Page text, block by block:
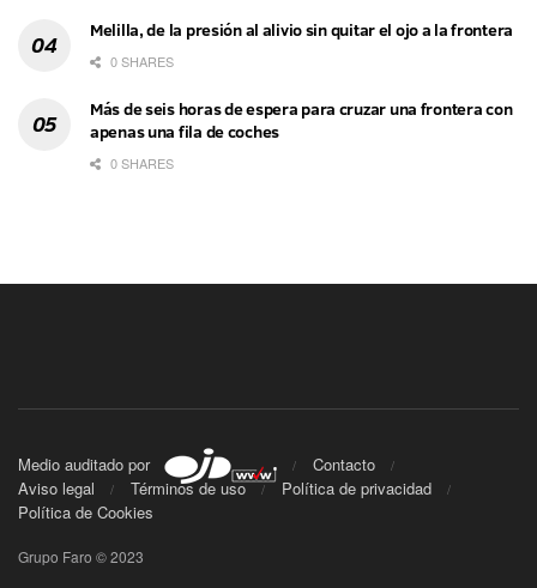
Melilla, de la presión al alivio sin quitar el ojo a la frontera
0 SHARES
Más de seis horas de espera para cruzar una frontera con
apenas una fila de coches
0 SHARES
Medio auditado por
Contacto
Aviso legal
Términos de uso
Política de privacidad
Política de Cookies
Grupo Faro © 2023